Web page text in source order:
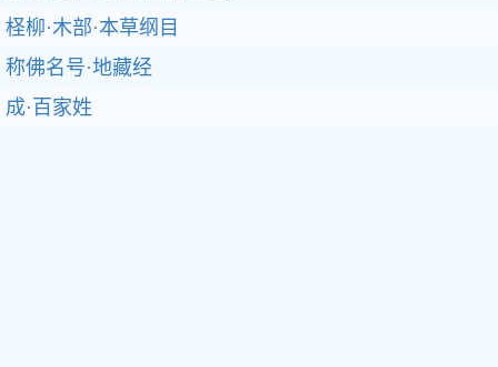
柽柳·木部·本草纲目
称佛名号·地藏经
成·百家姓